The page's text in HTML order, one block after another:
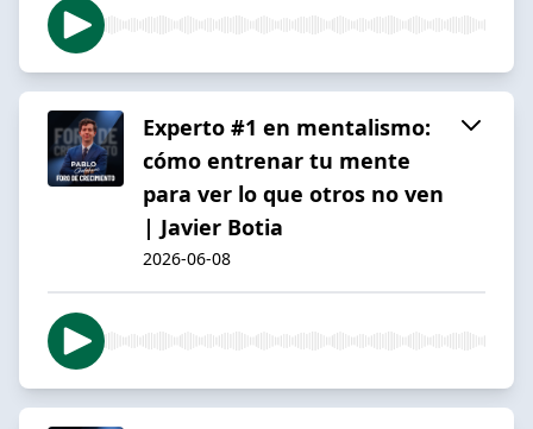
Experto #1 en mentalismo:
cómo entrenar tu mente
para ver lo que otros no ven
| Javier Botia
2026-06-08